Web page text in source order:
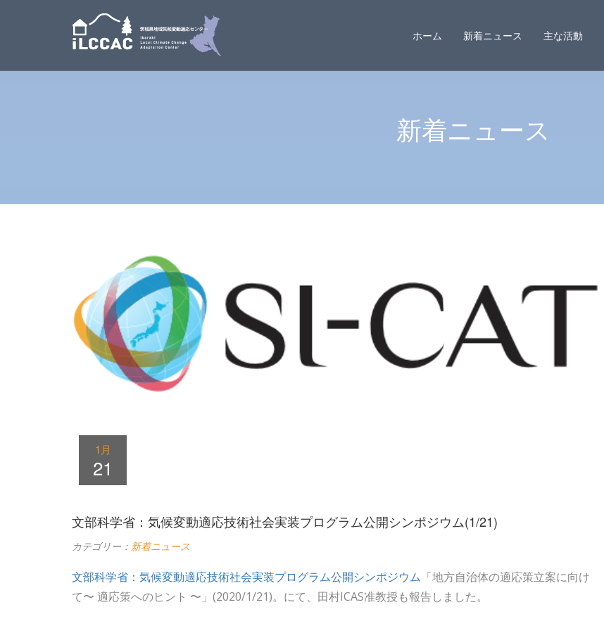
ホーム 新着ニュース 主な活動
新着ニュース
1月
21
文部科学省：気候変動適応技術社会実装プログラム公開シンポジウム(1/21)
カテゴリー： 新着ニュース
文部科学省：気候変動適応技術社会実装プログラム公開シンポジウム 「地方自治体の適応策立案に向け
て〜 適応策へのヒント 〜」(2020/1/21)。にて、田村ICAS准教授も報告しました。